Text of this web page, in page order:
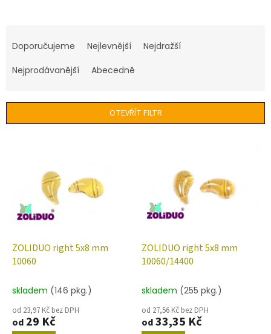
í
r
Doporučujeme Nejlevnější
Nejdražší
Nejprodávanější
Abecedně
OTEVŘÍT FILTR
ZOLIDUO right 5x8 mm
10060
skladem (146 pkg.)
od 23,97 Kč bez DPH
od 29 Kč
ZOLIDUO right 5x8 mm
10060/14400
skladem (255 pkg.)
od 27,56 Kč bez DPH
od33,35 Kč